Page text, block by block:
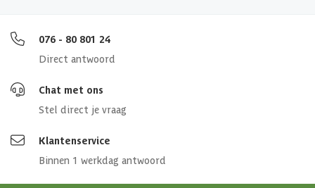
076 - 80 801 24
Direct antwoord
Chat met ons
Stel direct je vraag
Klantenservice
Binnen 1 werkdag antwoord